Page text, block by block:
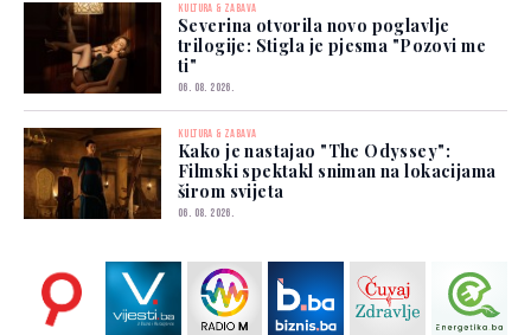
KULTURA & ZABAVA
Severina otvorila novo poglavlje
trilogije: Stigla je pjesma "Pozovi me
ti"
06. 08. 2026.
KULTURA & ZABAVA
Kako je nastajao "The Odyssey":
Filmski spektakl sniman na lokacijama
širom svijeta
06. 08. 2026.